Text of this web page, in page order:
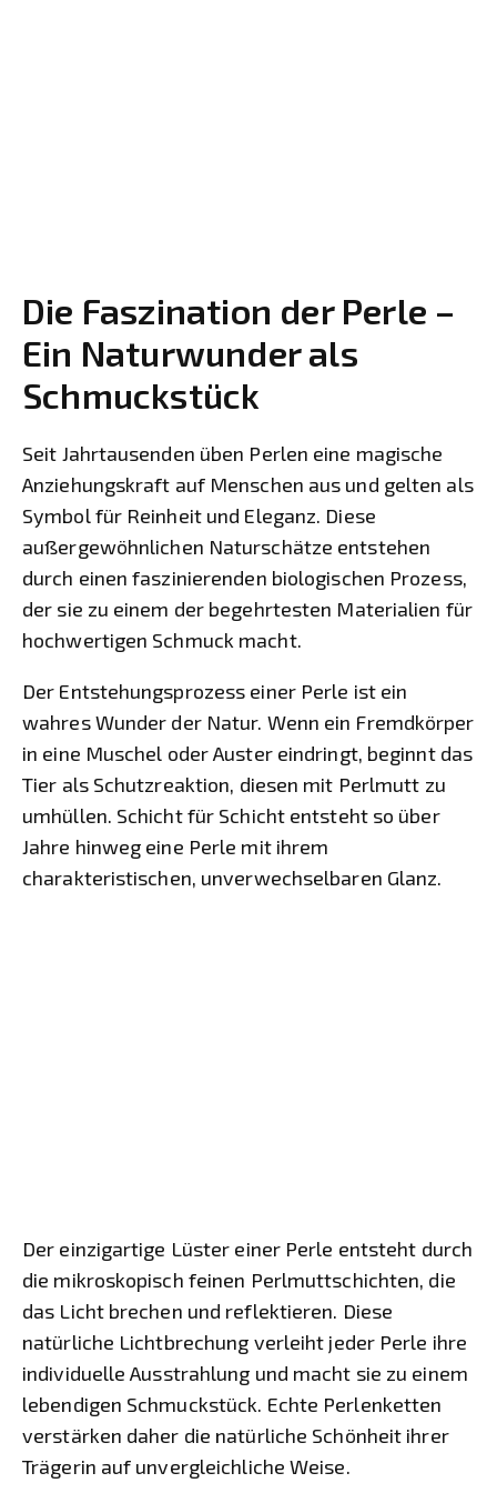
Die Faszination der Perle –
Ein Naturwunder als
Schmuckstück
Seit Jahrtausenden üben Perlen eine magische
Anziehungskraft auf Menschen aus und gelten als
Symbol für Reinheit und Eleganz. Diese
außergewöhnlichen Naturschätze entstehen
durch einen faszinierenden biologischen Prozess,
der sie zu einem der begehrtesten Materialien für
hochwertigen Schmuck macht.
Der Entstehungsprozess einer Perle ist ein
wahres Wunder der Natur. Wenn ein Fremdkörper
in eine Muschel oder Auster eindringt, beginnt das
Tier als Schutzreaktion, diesen mit Perlmutt zu
umhüllen. Schicht für Schicht entsteht so über
Jahre hinweg eine Perle mit ihrem
charakteristischen, unverwechselbaren Glanz.
Der einzigartige Lüster einer Perle entsteht durch
die mikroskopisch feinen Perlmuttschichten, die
das Licht brechen und reflektieren. Diese
natürliche Lichtbrechung verleiht jeder Perle ihre
individuelle Ausstrahlung und macht sie zu einem
lebendigen Schmuckstück. Echte Perlenketten
verstärken daher die natürliche Schönheit ihrer
Trägerin auf unvergleichliche Weise.